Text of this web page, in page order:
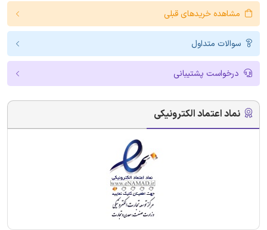
مشاهده خریدهای قبلی
سوالات متداول
درخواست پشتیبانی
نماد اعتماد الکترونیکی